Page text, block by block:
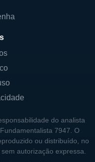
do analista
7947. O
ou distribuído, no
autorização expressa.